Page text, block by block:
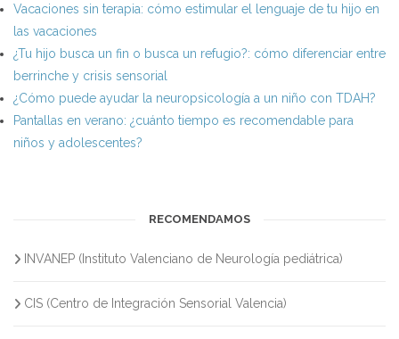
Vacaciones sin terapia: cómo estimular el lenguaje de tu hijo en
las vacaciones
¿Tu hijo busca un fin o busca un refugio?: cómo diferenciar entre
berrinche y crisis sensorial
¿Cómo puede ayudar la neuropsicología a un niño con TDAH?
Pantallas en verano: ¿cuánto tiempo es recomendable para
niños y adolescentes?
RECOMENDAMOS
INVANEP (Instituto Valenciano de Neurología pediátrica)
CIS (Centro de Integración Sensorial Valencia)